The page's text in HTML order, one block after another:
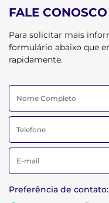
FALE CONOSCO
Para solicitar mais
formulário abaixo que
rapidamente.
Preferência de contato: